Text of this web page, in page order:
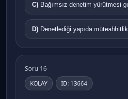
C) Bağımsız denetim yürütmesi
D) Denetlediği yapıda
Soru 16
KOLAY ID: 13664